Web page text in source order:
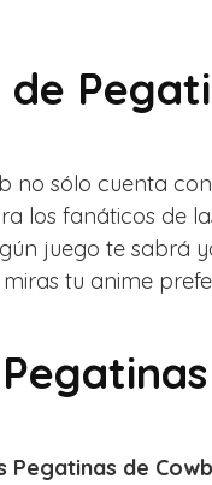
no sólo cuenta
los fanáticos de
juego te
tu anime
Pegatinas de